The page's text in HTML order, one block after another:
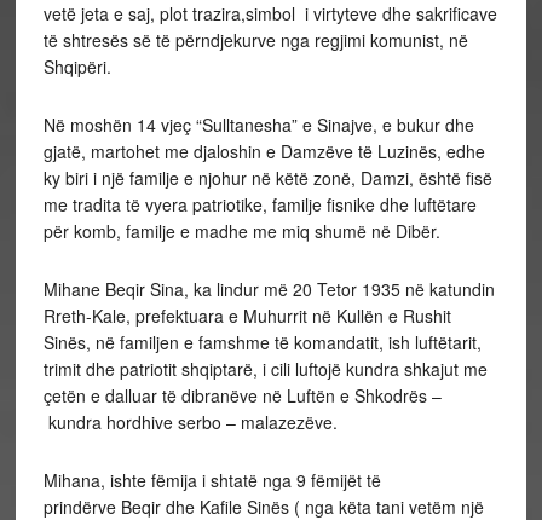
vetë jeta e saj, plot trazira,simbol i virtyteve dhe sakrificave
të shtresës së të përndjekurve nga regjimi komunist, në
Shqipëri.
Në moshën 14 vjeç “Sulltanesha” e Sinajve, e bukur dhe
gjatë, martohet me djaloshin e Damzëve të Luzinës, edhe
ky biri i një familje e njohur në këtë zonë, Damzi, është fisë
me tradita të vyera patriotike, familje fisnike dhe luftëtare
për komb, familje e madhe me miq shumë në Dibër.
Mihane Beqir Sina, ka lindur më 20 Tetor 1935 në katundin
Rreth-Kale, prefektuara e Muhurrit në Kullën e Rushit
Sinës, në familjen e famshme të komandatit, ish luftëtarit,
trimit dhe patriotit shqiptarë, i cili luftojë kundra shkajut me
çetën e dalluar të dibranëve në Luftën e Shkodrës –
kundra hordhive serbo – malazezëve.
Mihana, ishte fëmija i shtatë nga 9 fëmijët të
prindërve Beqir dhe Kafile Sinës ( nga këta tani vetëm një